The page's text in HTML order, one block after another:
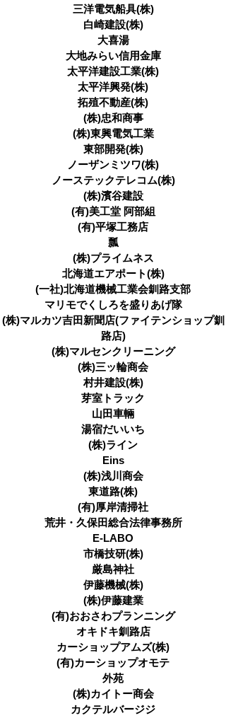
三洋電気船具(株)
白崎建設(株)
大喜湯
大地みらい信用金庫
太平洋建設工業(株)
太平洋興発(株)
拓殖不動産(株)
(株)忠和商事
(株)東興電気工業
東部開発(株)
ノーザンミツワ(株)
ノーステックテレコム(株)
(株)濱谷建設
(有)美工堂 阿部組
(有)平塚工務店
瓢
(株)プライムネス
北海道エアポート(株)
(一社)北海道機械工業会釧路支部
マリモでくしろを盛りあげ隊
(株)マルカツ吉田新聞店(ファイテンショップ釧
路店)
(株)マルセンクリーニング
(株)三ッ輪商会
村井建設(株)
芽室トラック
山田車輛
湯宿だいいち
(株)ライン
Eins
(株)浅川商会
東道路(株)
(有)厚岸清掃社
荒井・久保田総合法律事務所
E-LABO
市橋技研(株)
厳島神社
伊藤機械(株)
(株)伊藤建業
(有)おおさわプランニング
オキドキ釧路店
カーショップアムズ(株)
(有)カーショップオモテ
外苑
(株)カイトー商会
カクテルバージジ